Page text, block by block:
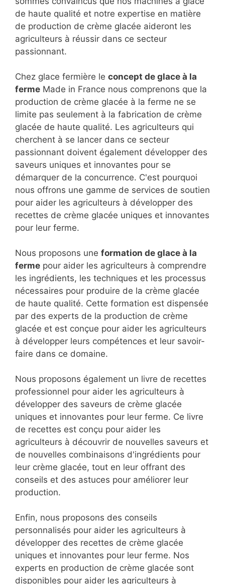
Chez Gris, nous sommes fiers de proposer une
grande variété de machines à glace pour
répondre aux besoins spécifiques des
agriculteurs qui cherchent à se lancer dans la
sommes convaincus que nos machines à glace
de haute qualité et notre expertise en matière
de production de crème glacée aideront les
agriculteurs à réussir dans ce secteur
passionnant.
Chez glace fermière leconcept de glace à la
fermeMade in France nous comprenons que la
production de crème glacée à la ferme ne se
limite pas seulement à la fabrication de crème
glacée de haute qualité. Les agriculteurs qui
cherchent à se lancer dans ce secteur
passionnant doivent également développer des
démarquer de la concurrence. C'est pourquoi
nous offrons une gamme de services de soutien
pour aider les agriculteurs à développer des
recettes de crème glacée uniques et innovantes
pour leur ferme.
Nous proposons une formation de glace à la
fermepour aider les agriculteurs à comprendre
les ingrédients, les techniques et les processus
de haute qualité. Cette formation est dispensée
par des experts de la production de crème
glacée et est conçue pour aider les agriculteurs
à développer leurs compétences et leur savoir-
faire dans ce domaine.
Nous proposons également un livre de recettes
professionnel pour aider les agriculteurs à
développer des saveurs de crème glacée
uniques et innovantes pour leur ferme. Ce livre
agriculteurs à découvrir de nouvelles saveurs et
de nouvelles combinaisons d'ingrédients pour
leur crème glacée, tout en leur offrant des
conseils et des astuces pour améliorer leur
production.